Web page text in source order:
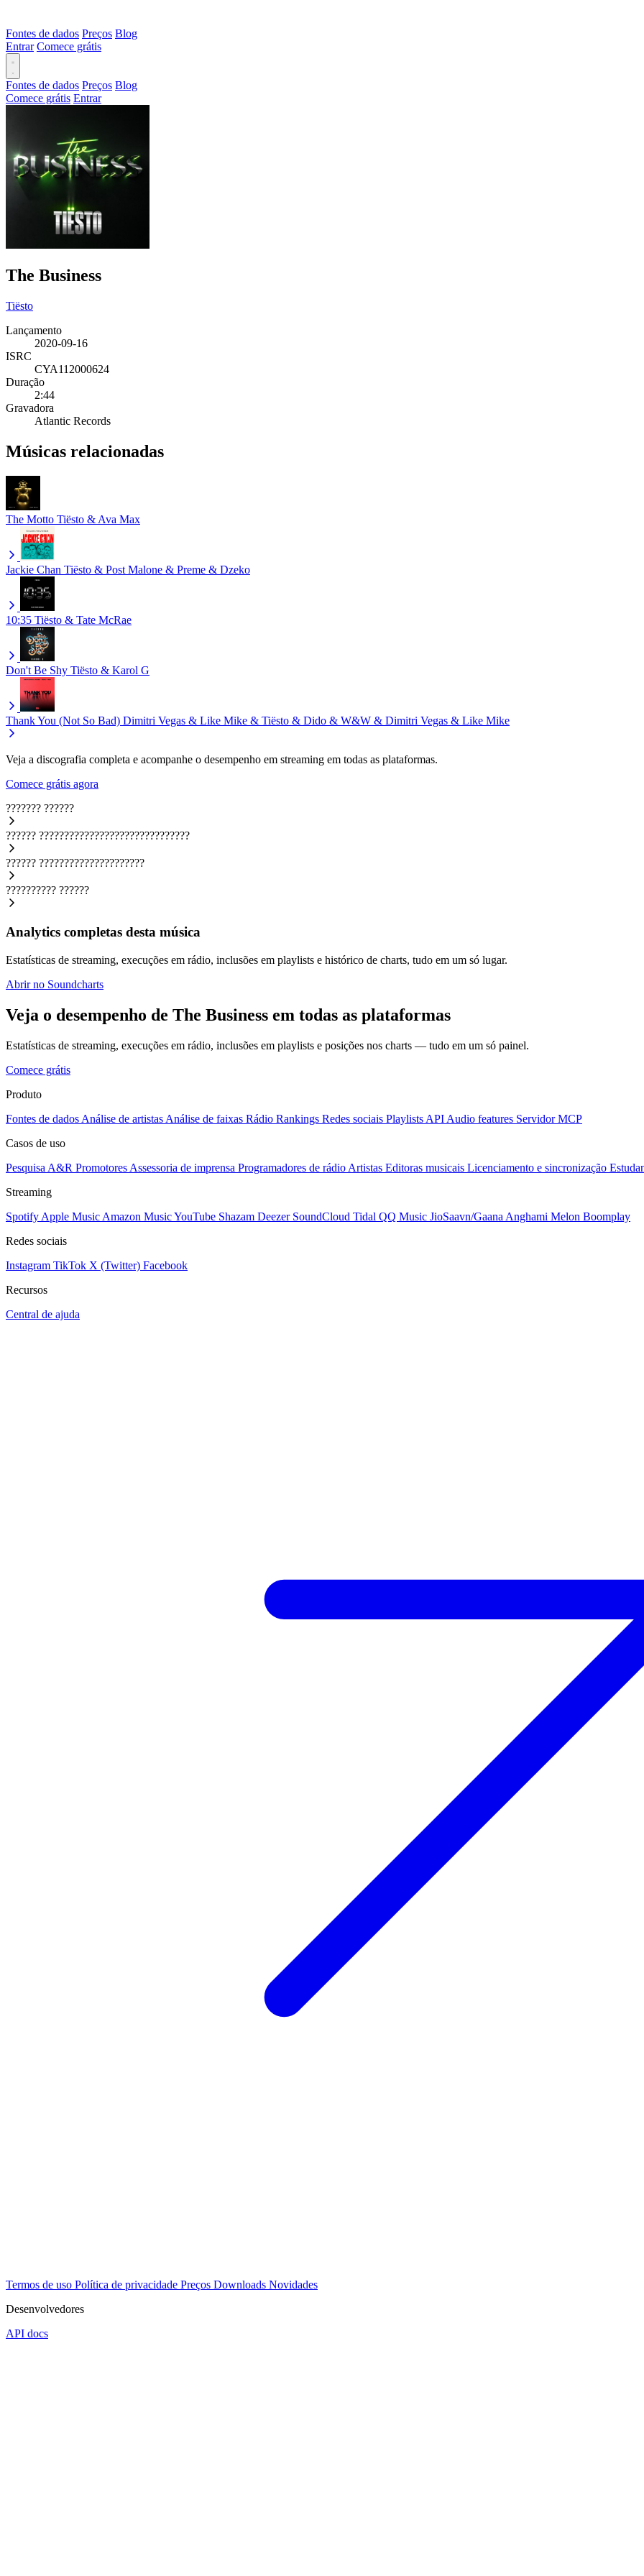
Fontes de dados Preços Blog
Entrar Comece grátis
Fontes de dados Preços Blog
Comece grátis Entrar
The Business
Tiësto
Lançamento
2020-09-16
ISRC
CYA112000624
Duração
2:44
Gravadora
Atlantic Records
Músicas relacionadas
The Motto Tiësto & Ava Max
Jackie Chan Tiësto & Post Malone & Preme & Dzeko
10:35 Tiësto & Tate McRae
Don't Be Shy Tiësto & Karol G
Thank You (Not So Bad) Dimitri Vegas & Like Mike & Tiësto & Dido & W&W & Dimitri Vegas & Like Mike
Veja a discografia completa e acompanhe o desempenho em streaming em todas as plataformas.
Comece grátis agora
??????? ??????
?????? ??????????????????????????????
?????? ?????????????????????
?????????? ??????
Analytics completas desta música
Estatísticas de streaming, execuções em rádio, inclusões em playlists e histórico de charts, tudo em um só lugar.
Abrir no Soundcharts
Veja o desempenho de The Business em todas as plataformas
Estatísticas de streaming, execuções em rádio, inclusões em playlists e posições nos charts — tudo em um só painel.
Comece grátis
Produto
Fontes de dados Análise de artistas Análise de faixas Rádio Rankings Redes sociais Playlists API Audio features Servidor MCP
Casos de uso
Pesquisa A&R Promotores Assessoria de imprensa Programadores de rádio Artistas Editoras musicais Licenciamento e sincronização
Streaming
Spotify Apple Music Amazon MusicYouTube Shazam Deezer SoundCloud Tidal QQ Music JioSaavn/Gaana Anghami Melon Boomplay
Redes sociais
Instagram TikTok X (Twitter) Facebook
Recursos
Central de ajuda
Termos de uso Política de privacidade Preços Downloads Novidades
Desenvolvedores
API docs